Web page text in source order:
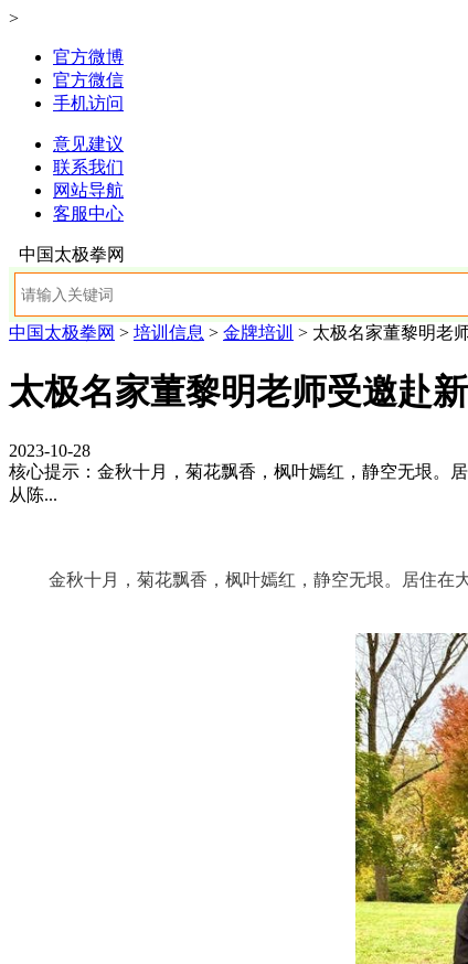
>
官方微博
官方微信
手机访问
意见建议
联系我们
网站导航
客服中心
中国太极拳网
中国太极拳网 > 培训信息 > 金牌培训 > 太极名家董黎明老
太极名家董黎明老师受邀赴
2023-10-28
核心提示：金秋十月，菊花飘香，枫叶嫣红，静空无垠
从陈...
金秋十月，菊花飘香，枫叶嫣红，静空无垠。居住